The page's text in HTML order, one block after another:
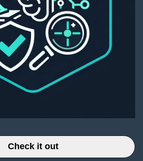
Check it out